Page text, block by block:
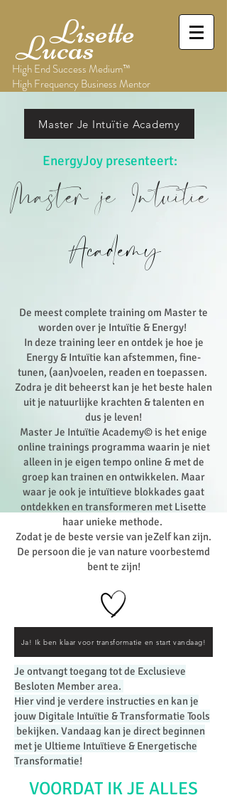
Lisette
Lucas
High End Success Medium™
High Frequency Business Mentor
Master Je Intuïtie Academy
EnergyJoy presenteert:
Master je Intuitie
Academy
De meest complete training om Master te
worden over je Intuïtie & Energy!
In deze training leer en ontdek je hoe je
Energy & Intuïtie kan afstemmen, fine-
tunen, (aan)voelen, readen en toepassen.
Zodra je dit beheerst kan je het beste halen
uit je natuurlijke krachten & talenten en
dus je leven!
Master Je Intuïtie Academy© is het enige
online trainings programma waarin je niet
alleen in je eigen tempo online & met de
groep kan trainen en ontwikkelen. Maar
waar je ook je intuïtieve blokkades gaat
ontdekken en transformeren met Lisette
haar unieke methode.
Zodat je de beste versie van jeZelf kan zijn.
De persoon die je van nature voorbestemd
bent te zijn!
Ja! Ik ben klaar voor transformatie en start vandaag!
Je ontvangt toegang tot de Exclusieve
Besloten Member area.
Hier vind je verdere instructies en kan je
jouw Digitale Intuïtie & Transformatie Tools
bekijken. Vandaag kan je direct beginnen
met je Ultieme Intuïtieve & Energetische
Transformatie!
VOORDAT IK JE ALLES